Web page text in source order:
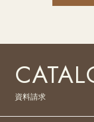
資料請求